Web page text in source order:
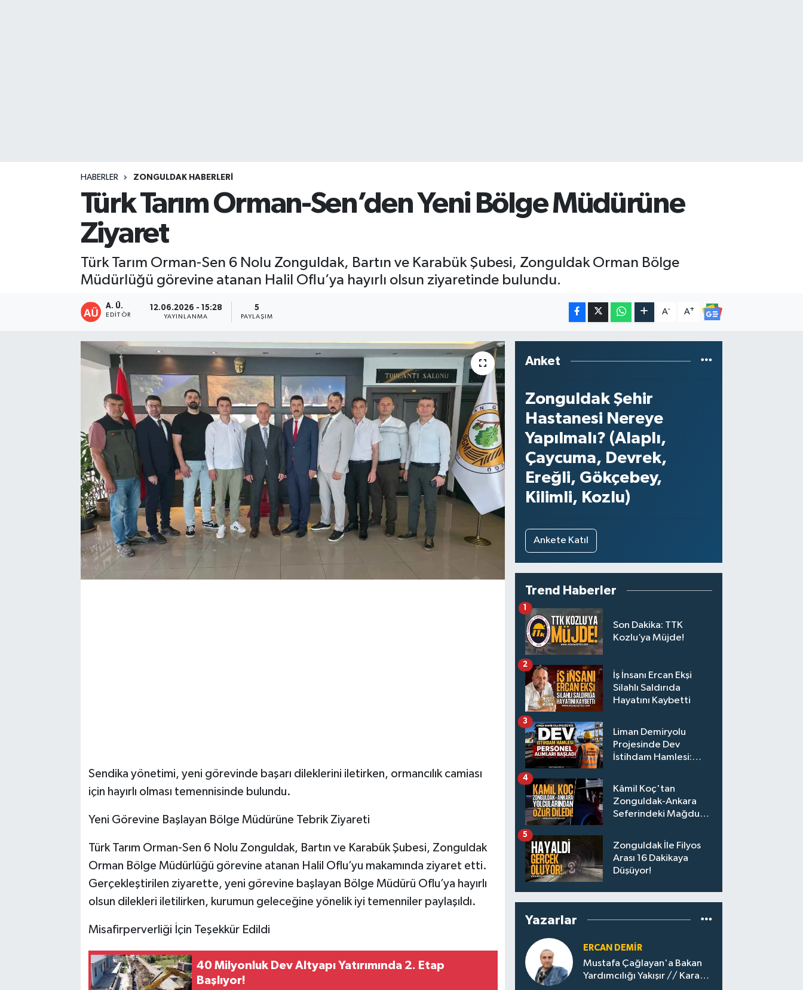
HABERLER ZONGULDAK HABERLERI
Türk Tarım Orman-Sen’den Yeni Bölge Müdürüne
Ziyaret
Türk Tarım Orman-Sen 6 Nolu Zonguldak, Bartın ve Karabük Şubesi, Zonguldak Orman Bölge
Müdürlüğü görevine atanan Halil Oflu’ya hayırlı olsun ziyaretinde bulundu.
A. Ü.
EDITÖR
12.06.2026 - 15:28
YAYINLANMA
5
PAYLAŞIM
A- A+
Sendika yönetimi, yeni görevinde başarı dileklerini iletirken, ormancılık camiası
için hayırlı olması temennisinde bulundu.
Yeni Görevine Başlayan Bölge Müdürüne Tebrik Ziyareti
Türk Tarım Orman-Sen 6 Nolu Zonguldak, Bartın ve Karabük Şubesi, Zonguldak
Orman Bölge Müdürlüğü görevine atanan Halil Oflu’yu makamında ziyaret etti.
Gerçekleştirilen ziyarette, yeni görevine başlayan Bölge Müdürü Oflu’ya hayırlı
olsun dilekleri iletilirken, kurumun geleceğine yönelik iyi temenniler paylaşıldı.
Misafirperverliği İçin Teşekkür Edildi
40 Milyonluk Dev Altyapı Yatırımında 2. Etap
Başlıyor!
Anket
Zonguldak Şehir
Hastanesi Nereye
Yapılmalı? (Alaplı,
Çaycuma, Devrek,
Ereğli, Gökçebey,
Kilimli, Kozlu)
Ankete Katıl
Trend Haberler
Son Dakika: TTK
Kozlu’ya Müjde!
1
İş İnsanı Ercan Ekşi
Silahlı Saldırıda
Hayatını Kaybetti
2
Liman Demiryolu
Projesinde Dev
İstihdam Hamlesi:
3
Kâmil Koç'tan
Zonguldak-Ankara
Seferindeki Mağdur
4
Zonguldak İle Filyos
Arası 16 Dakikaya
Düşüyor!
5
Yazarlar
ERCAN DEMIR
Mustafa Çağlayan'a Bakan
Yardımcılığı Yakışır // ​Kara
KASTAMONU